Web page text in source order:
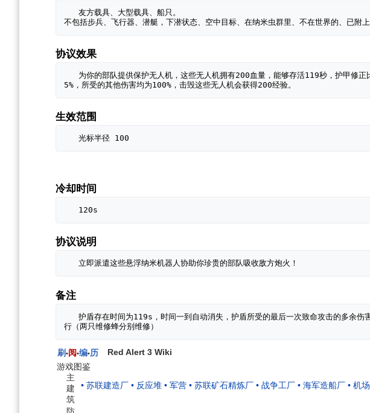
   友方载具、大型载具、船只。
协议效果
生效范围
冷却时间
协议说明
备注
刷•阅•编•历
Red Alert 3 Wiki
游戏图鉴
主
建
筑
• 苏联建造厂 • 反应堆 • 军营 • 苏联矿石精炼厂 • 战争工厂 • 海军造船厂 • 机场
防